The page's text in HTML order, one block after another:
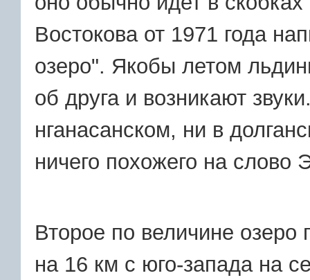
Востокова от 1971 года
озеро". Якобы летом
об друга и возникают
нганасанском, ни в
ничего похожего на слово
Второе по величине озеро
на 16 км с юго-запада на